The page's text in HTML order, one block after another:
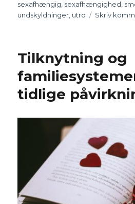
sexafhængig sexafhængighed
undskyldninger utro Skriv
Tilknytning og
tidlige